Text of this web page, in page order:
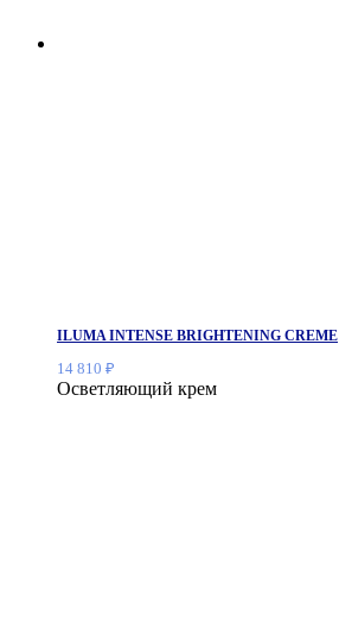
ILUMA INTENSE BRIGHTENING CREME
14 810 ₽
Осветляющий крем